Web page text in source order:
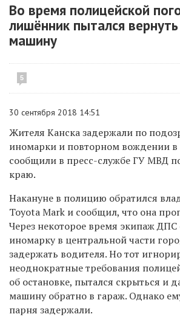
Во время полицейской
лишённик пытался
машину
5
30 сентября 2018 14:51
Жителя Канска задержали по
иномарки и повторном вождении в
сообщили в пресс-службе ГУ МВД
краю.
Накануне в полицию обратился
Toyota Mark и сообщил, что она
Через некоторое время экипаж ДПС
иномарку в центральной части
задержать водителя. Но тот
неоднократные требования
об остановке, пытался скрыться и
машину обратно в гараж. Однако
парня задержали.